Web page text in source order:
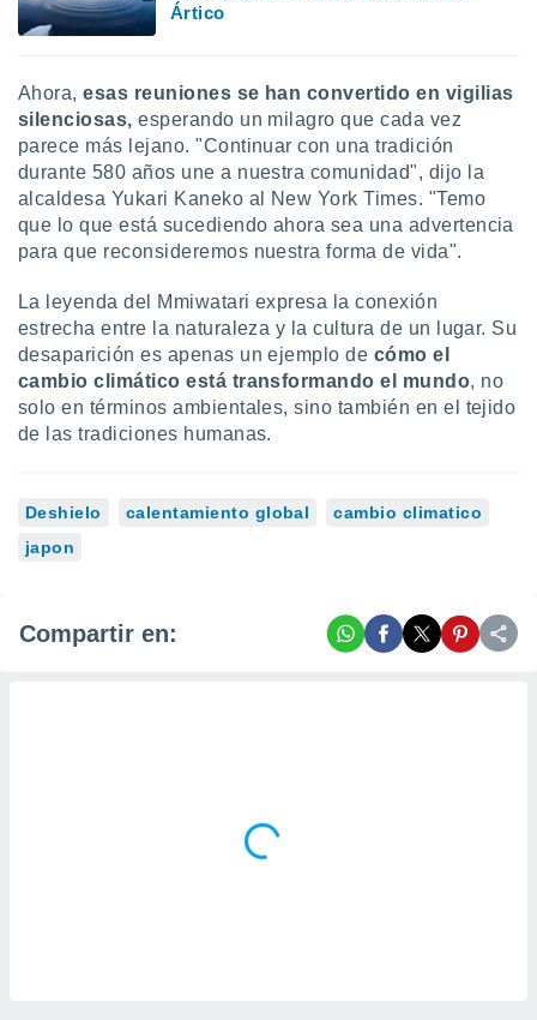
Ártico
Ahora,esas reuniones se han convertido en vigilias
silenciosas, esperando un milagro que cada vez
parece más lejano. "Continuar con una tradición
durante 580 años une a nuestra comunidad", dijo la
alcaldesa Yukari Kaneko al New York Times. "Temo
que lo que está sucediendo ahora sea una advertencia
para que reconsideremos nuestra forma de vida".
La leyenda del Mmiwatari expresa la conexión
estrecha entre la naturaleza y la cultura de un lugar. Su
desaparición es apenas un ejemplo de cómo el
cambio climático está transformando el mundo, no
solo en términos ambientales, sino también en el tejido
de las tradiciones humanas.
Deshielo calentamiento global
cambio climatico
japon
Compartir en: